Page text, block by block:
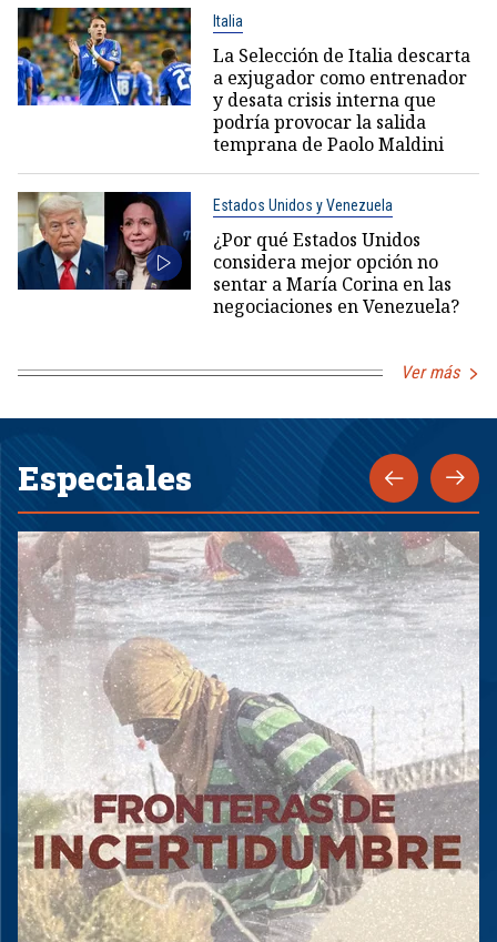
Italia
La Selección de Italia descarta
a exjugador como entrenador
y desata crisis interna que
podría provocar la salida
temprana de Paolo Maldini
Estados Unidos y Venezuela
¿Por qué Estados Unidos
considera mejor opción no
sentar a María Corina en las
negociaciones en Venezuela?
Ver más
Especiales